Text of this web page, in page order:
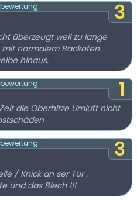
3
überzeugt weil zu lange
normalem Backofen
hinaus.
1
die Oberhitze Umluft nicht
3
/ Knick an ser Tür .
und das Blech !!!